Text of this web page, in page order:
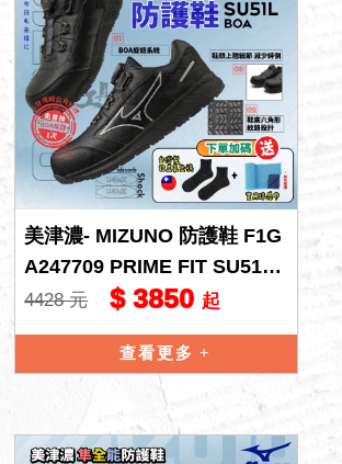
美津濃- MIZUNO 防護鞋 F1G
A247709 PRIME FIT SU51L
BOA 工作鞋
4428 元 $ 3850 起
查看更多